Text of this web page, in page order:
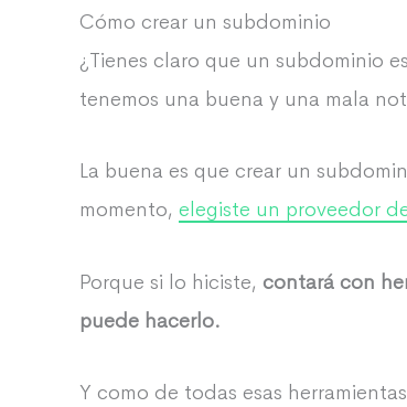
Cómo crear un subdominio
¿Tienes claro que un subdominio
tenemos una buena y una mala
La buena es que crear un
momento, elegiste un proveedor
Porque si lo hiciste, contará con
puede hacerlo.
Y como de todas esas